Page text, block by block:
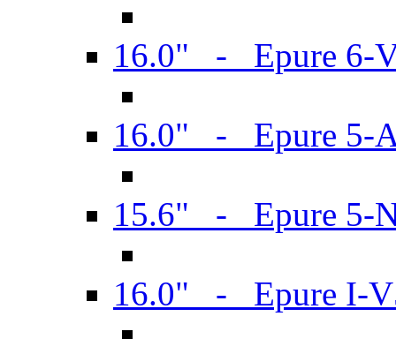
16.0" - Epure 6-
16.0" - Epure 5-
15.6" - Epure 5-
16.0" - Epure I-